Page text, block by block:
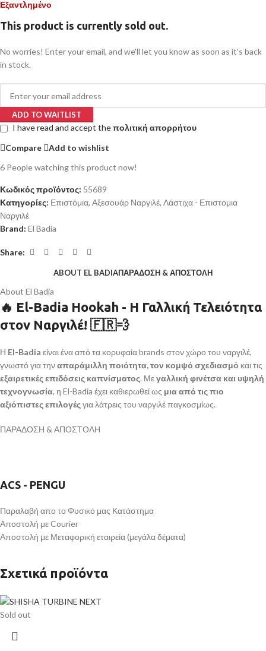
Εξαντλημένο
This product is currently sold out.
No worries! Enter your email, and we'll let you know as soon as it's back
in stock.
ADD TO WAITLIST
I have read and accept theπολιτική απορρήτου
Compare
Add to wishlist
6 People watching this product now!
Κωδικός προϊόντος: 55689
Κατηγορίες: Επιστόμια, Αξεσουάρ Ναργιλέ, Λάστιχα - Επιστομια
Ναργιλέ
Brand: El Badia
Share:
ABOUT EL BADIAΠΑΡΑΔΟΣΗ & ΑΠΟΣΤΟΛΗ
About El Badia
🔥 El-Badia Hookah - Η Γαλλική Τελειότητα
στον Ναργιλέ! 🇫🇷💨
Η El-Badia είναι ένα από τα κορυφαία brands στον χώρο του ναργιλέ,
γνωστό για τηναπαράμιλλη ποιότητα, τον κομψό σχεδιασμό και τις
εξαιρετικές επιδόσεις καπνίσματος. Μεγαλλική φινέτσα και υψηλή
τεχνογνωσία, η El-Badia έχει καθιερωθεί ως μια από τις πιο
αξιόπιστες επιλογέςγια λάτρεις του ναργιλέ παγκοσμίως.
ΠΑΡΑΔΟΣΗ & ΑΠΟΣΤΟΛΗ
ACS - PENGU
Παραλαβή απο το Φυσικό μας Κατάστημα
Αποστολή με Courier
Αποστολή με Μεταφορική εταιρεία (μεγάλα δέματα)
Σχετικά προϊόντα
Sold out